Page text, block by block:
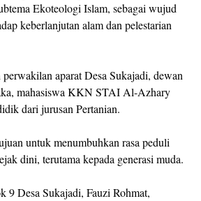
Ekoteologi Islam, sebagai wujud
keberlanjutan alam dan pelestarian
aparat Desa Sukajadi, dewan
mahasiswa KKN STAI Al-Azhary
dari jurusan Pertanian.
untuk menumbuhkan rasa peduli
dini, terutama kepada generasi muda.
Desa Sukajadi, Fauzi Rohmat,